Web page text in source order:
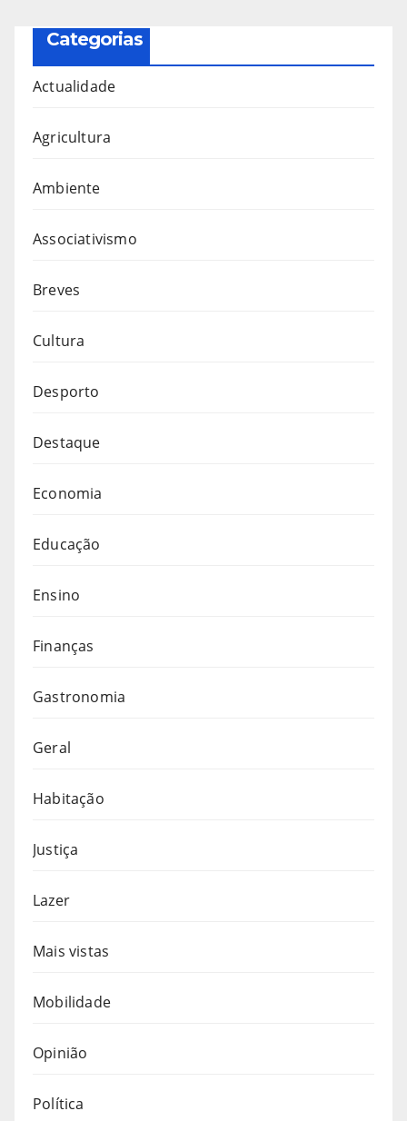
Categorias
Actualidade
Agricultura
Ambiente
Associativismo
Breves
Cultura
Desporto
Destaque
Economia
Educação
Ensino
Finanças
Gastronomia
Geral
Habitação
Justiça
Lazer
Mais vistas
Mobilidade
Opinião
Política